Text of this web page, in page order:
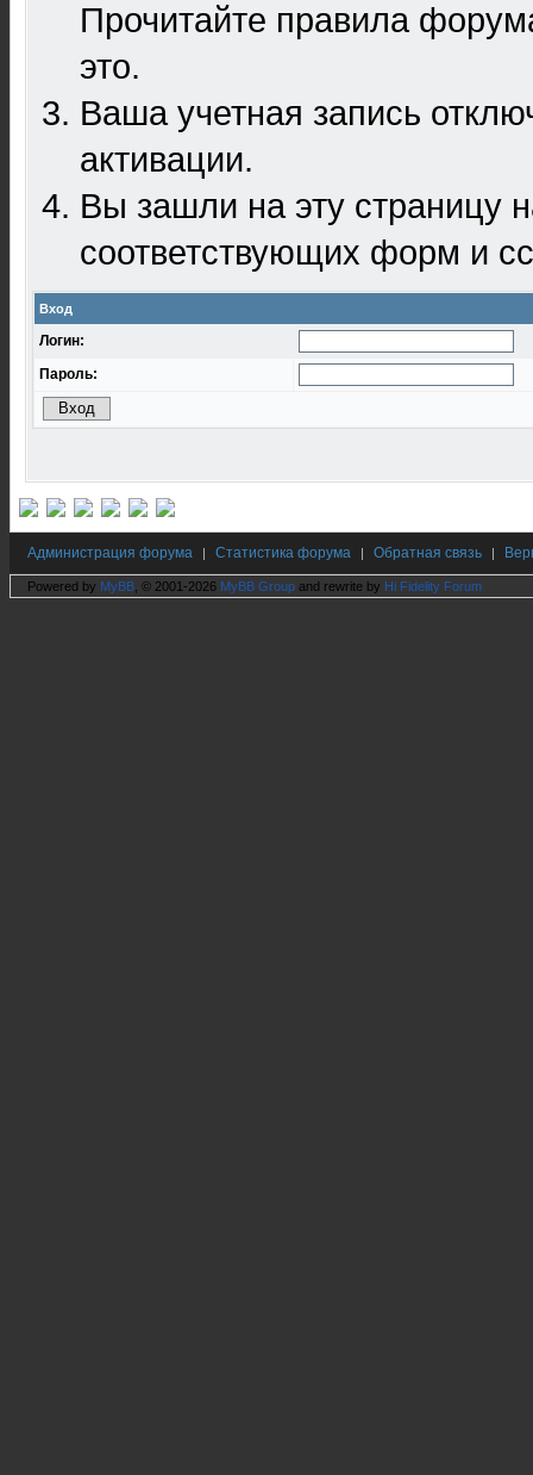
Прочитайте правила
это.
Ваша учетная запись
активации.
Вы зашли на эту
соответствующих форм и
Вход
Логин:
Пароль:
Администрация форума | Статистика форума | Обратная связь |
Powered by MyBB , © 2001-2026 MyBB Group and rewrite by Hi Fidelity Forum